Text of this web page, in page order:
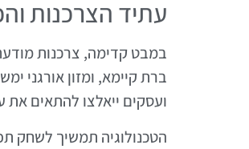
עתיד הצרכנות
במבט קדימה, צרכנות
ברת קיימא, ומזון אורגני
ועסקים ייאלצו להתאים
הטכנולוגיה תמשיך לשחק